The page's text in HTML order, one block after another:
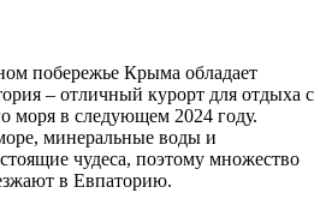
побережье Крыма обладает
– отличный курорт для отдыха с
моря в следующем 2024 году.
минеральные воды и
чудеса, поэтому множество
в Евпаторию.